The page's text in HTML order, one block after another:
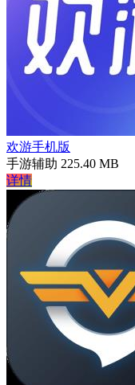
欢游手机版
手游辅助 225.40 MB
详情